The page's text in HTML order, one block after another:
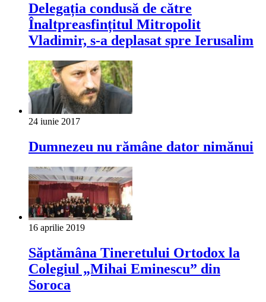
Delegația condusă de către
Înaltpreasfințitul Mitropolit
Vladimir, s-a deplasat spre Ierusalim
24 iunie 2017
Dumnezeu nu rămâne dator nimănui
16 aprilie 2019
Săptămâna Tineretului Ortodox la
Colegiul „Mihai Eminescu” din
Soroca